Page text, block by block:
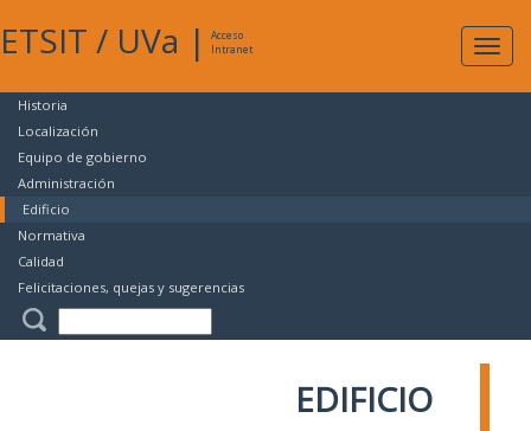
ETSIT / UVa |
Acceso
Intranet
Historia
Localización
Equipo de gobierno
Administración
Edificio
Normativa
Calidad
Felicitaciones, quejas y sugerencias
EDIFICIO